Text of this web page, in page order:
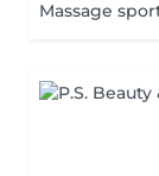
Massage